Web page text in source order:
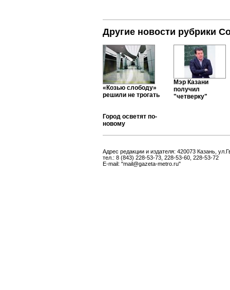
Другие новости рубрики
«Козью слободу»
решили не трогать
Мэр Казани
получил
"четверку"
Город осветят по-
новому
Адрес редакции и издателя: 420073 Казань,
тел.: 8 (843) 228-53-73, 228-53-60, 228-53-72
E-mail: "mail@gazeta-metro.ru"